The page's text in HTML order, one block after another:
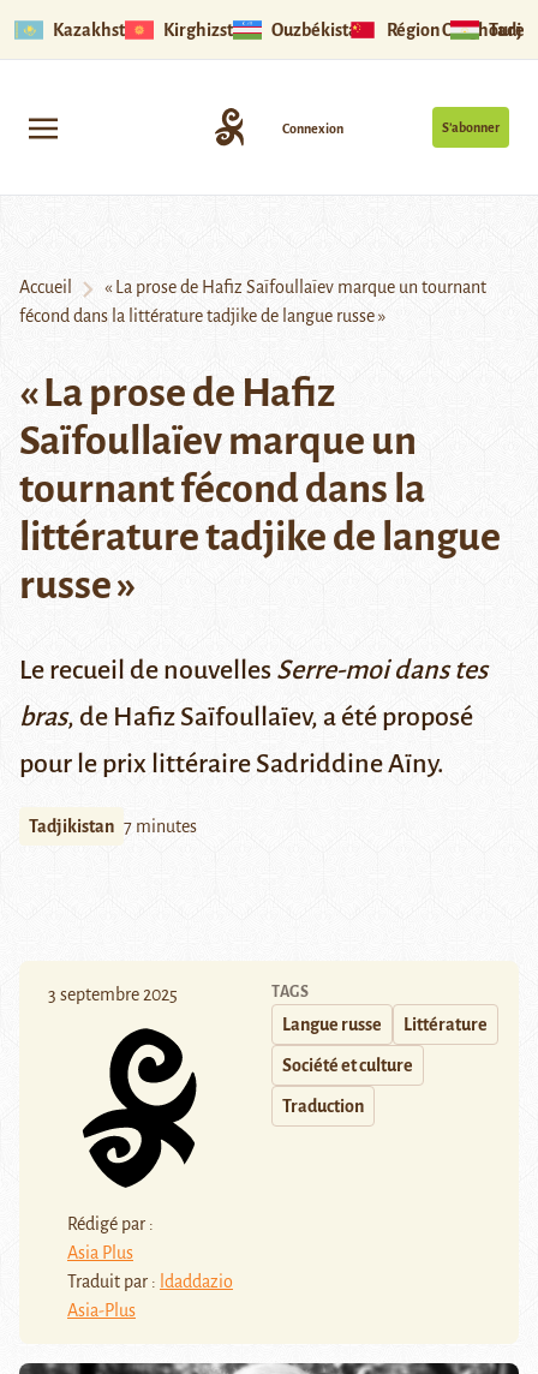
Kazakhstan Kirghizstan Ouzbékistan Région Ouïghoure
S’abonner
Connexion
Accueil
« La prose de Hafiz Saïfoullaïev marque un tournant
fécond dans la littérature tadjike de langue russe »
« La prose de Hafiz
Saïfoullaïev marque un
tournant fécond dans la
littérature tadjike de langue
russe »
Le recueil de nouvelles Serre-moi dans tes
bras, de Hafiz Saïfoullaïev, a été proposé
pour le prix littéraire Sadriddine Aïny.
Tadjikistan 7 minutes
3 septembre 2025
Rédigé par :
Asia Plus
Traduit par : ldaddazio
Asia-Plus
TAGS
Langue russe Littérature
Société et culture
Traduction